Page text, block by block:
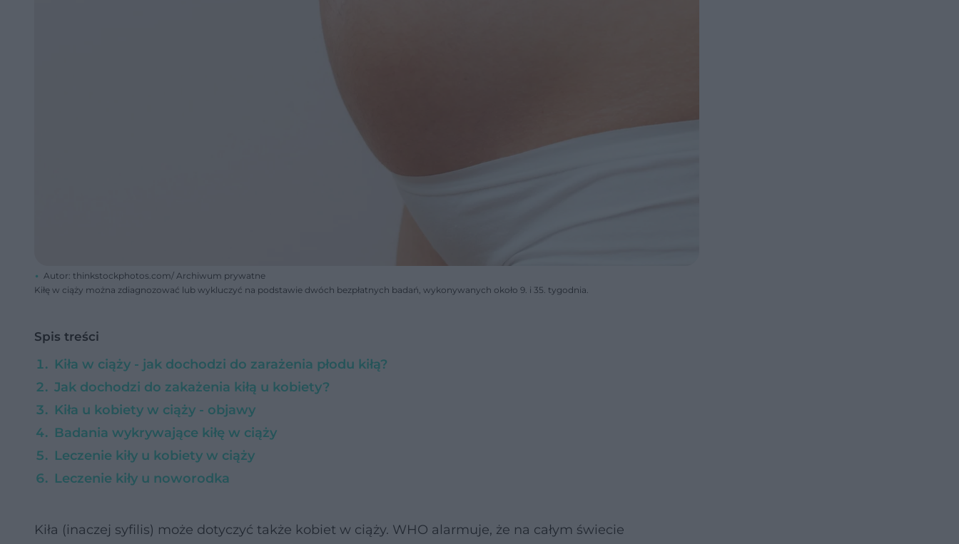
Autor: thinkstockphotos.com/ Archiwum prywatne
Kiłę w ciąży można zdiagnozować lub wykluczyć na podstawie dwóch bezpłatnych badań, wykonywanych około 9. i 35. tygodnia.
Spis treści
Kiła w ciąży - jak dochodzi do zarażenia płodu kiłą?
Jak dochodzi do zakażenia kiłą u kobiety?
Kiła u kobiety w ciąży - objawy
Badania wykrywające kiłę w ciąży
Leczenie kiły u kobiety w ciąży
Leczenie kiły u noworodka
Kiła (inaczej syfilis) może dotyczyć także kobiet w ciąży. WHO alarmuje, że na całym świecie